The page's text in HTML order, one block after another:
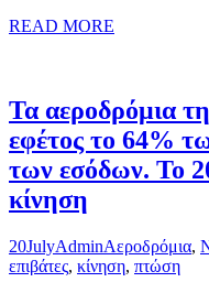
READ MORE
Τα αεροδρόμια
εφέτος το 64%
των εσόδων. Το
κίνηση
20JulyAdminΑεροδρόμια,
επιβάτες, κίνηση, πτώση